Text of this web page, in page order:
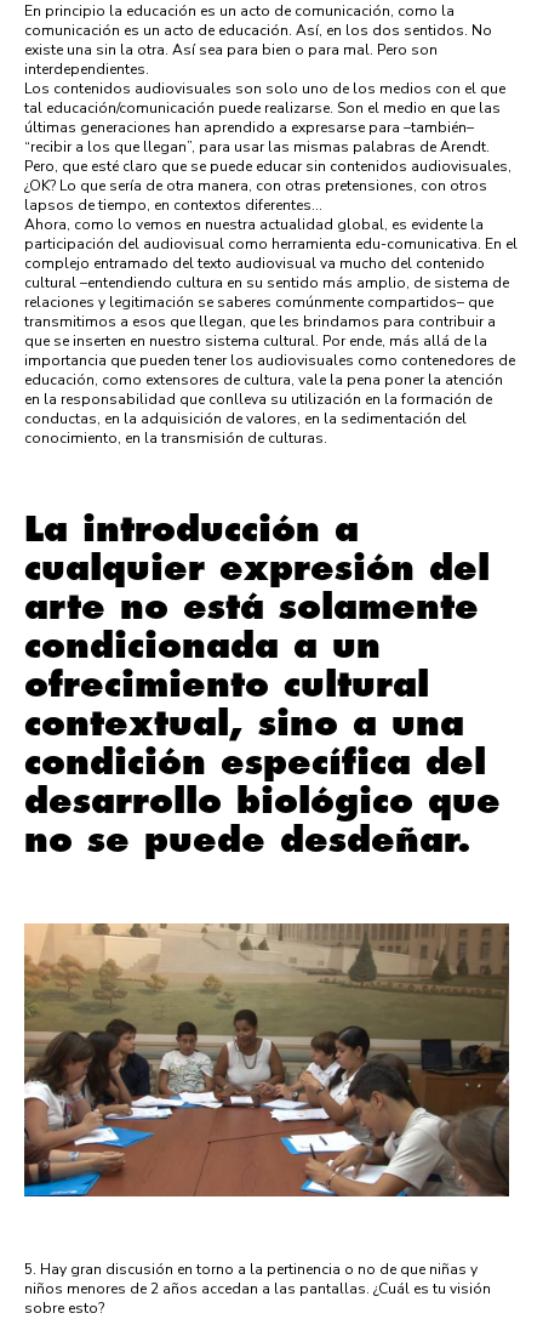
En principio la educación es un acto de comunicación, como la
comunicación es un acto de educación. Así, en los dos sentidos. No
existe una sin la otra. Así sea para bien o para mal. Pero son
interdependientes.
Los contenidos audiovisuales son solo uno de los medios con el que
tal educación/comunicación puede realizarse. Son el medio en que las
últimas generaciones han aprendido a expresarse para –también–
“recibir a los que llegan”, para usar las mismas palabras de Arendt.
Pero, que esté claro que se puede educar sin contenidos audiovisuales,
¿OK? Lo que sería de otra manera, con otras pretensiones, con otros
lapsos de tiempo, en contextos diferentes…
Ahora, como lo vemos en nuestra actualidad global, es evidente la
participación del audiovisual como herramienta edu-comunicativa. En el
complejo entramado del texto audiovisual va mucho del contenido
cultural –entendiendo cultura en su sentido más amplio, de sistema de
relaciones y legitimación se saberes comúnmente compartidos– que
transmitimos a esos que llegan, que les brindamos para contribuir a
que se inserten en nuestro sistema cultural. Por ende, más allá de la
importancia que pueden tener los audiovisuales como contenedores de
educación, como extensores de cultura, vale la pena poner la atención
en la responsabilidad que conlleva su utilización en la formación de
conductas, en la adquisición de valores, en la sedimentación del
conocimiento, en la transmisión de culturas.
La introducción a
cualquier expresión del
arte no está solamente
condicionada a un
ofrecimiento cultural
contextual, sino a una
condición específica del
desarrollo biológico que
no se puede desdeñar.
5. Hay gran discusión en torno a la pertinencia o no de que niñas y
niños menores de 2 años accedan a las pantallas. ¿Cuál es tu visión
sobre esto?